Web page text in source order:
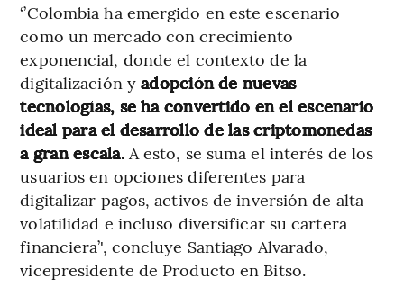
‘’Colombia ha emergido en este escenario
como un mercado con crecimiento
exponencial, donde el contexto de la
digitalización yadopción de nuevas
tecnologías, se ha convertido en el escenario
ideal para el desarrollo de las criptomonedas
a gran escala.A esto, se suma el interés de los
usuarios en opciones diferentes para
digitalizar pagos, activos de inversión de alta
volatilidad e incluso diversificar su cartera
financiera’', concluye Santiago Alvarado,
vicepresidente de Producto en Bitso.